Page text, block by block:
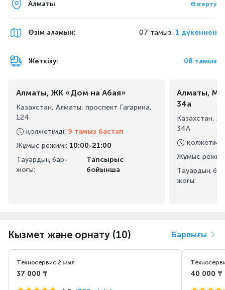
Алматы Өзгерту
Өзім аламын: 07 тамыз, 1 дүкеннен
Жеткізу: 08 тамыз
Алматы, ЖК «Дом на Абая»
Казахстан, Алматы, проспект Гагарина,
124
қолжетімді: 9 тамыз бастап
Жұмыс режимі: 10:00-21:00
Тауардың бар-
жоғы:
Тапсырыс
бойынша
Алматы,
34а
Казахстан,
34А
қолжетімді
Жұмыс
Тауардың
жоғы:
Кызмет және орнату (10) Барлығы
Техносервис 2 жыл
37 000 ₸ 40 000 ₸